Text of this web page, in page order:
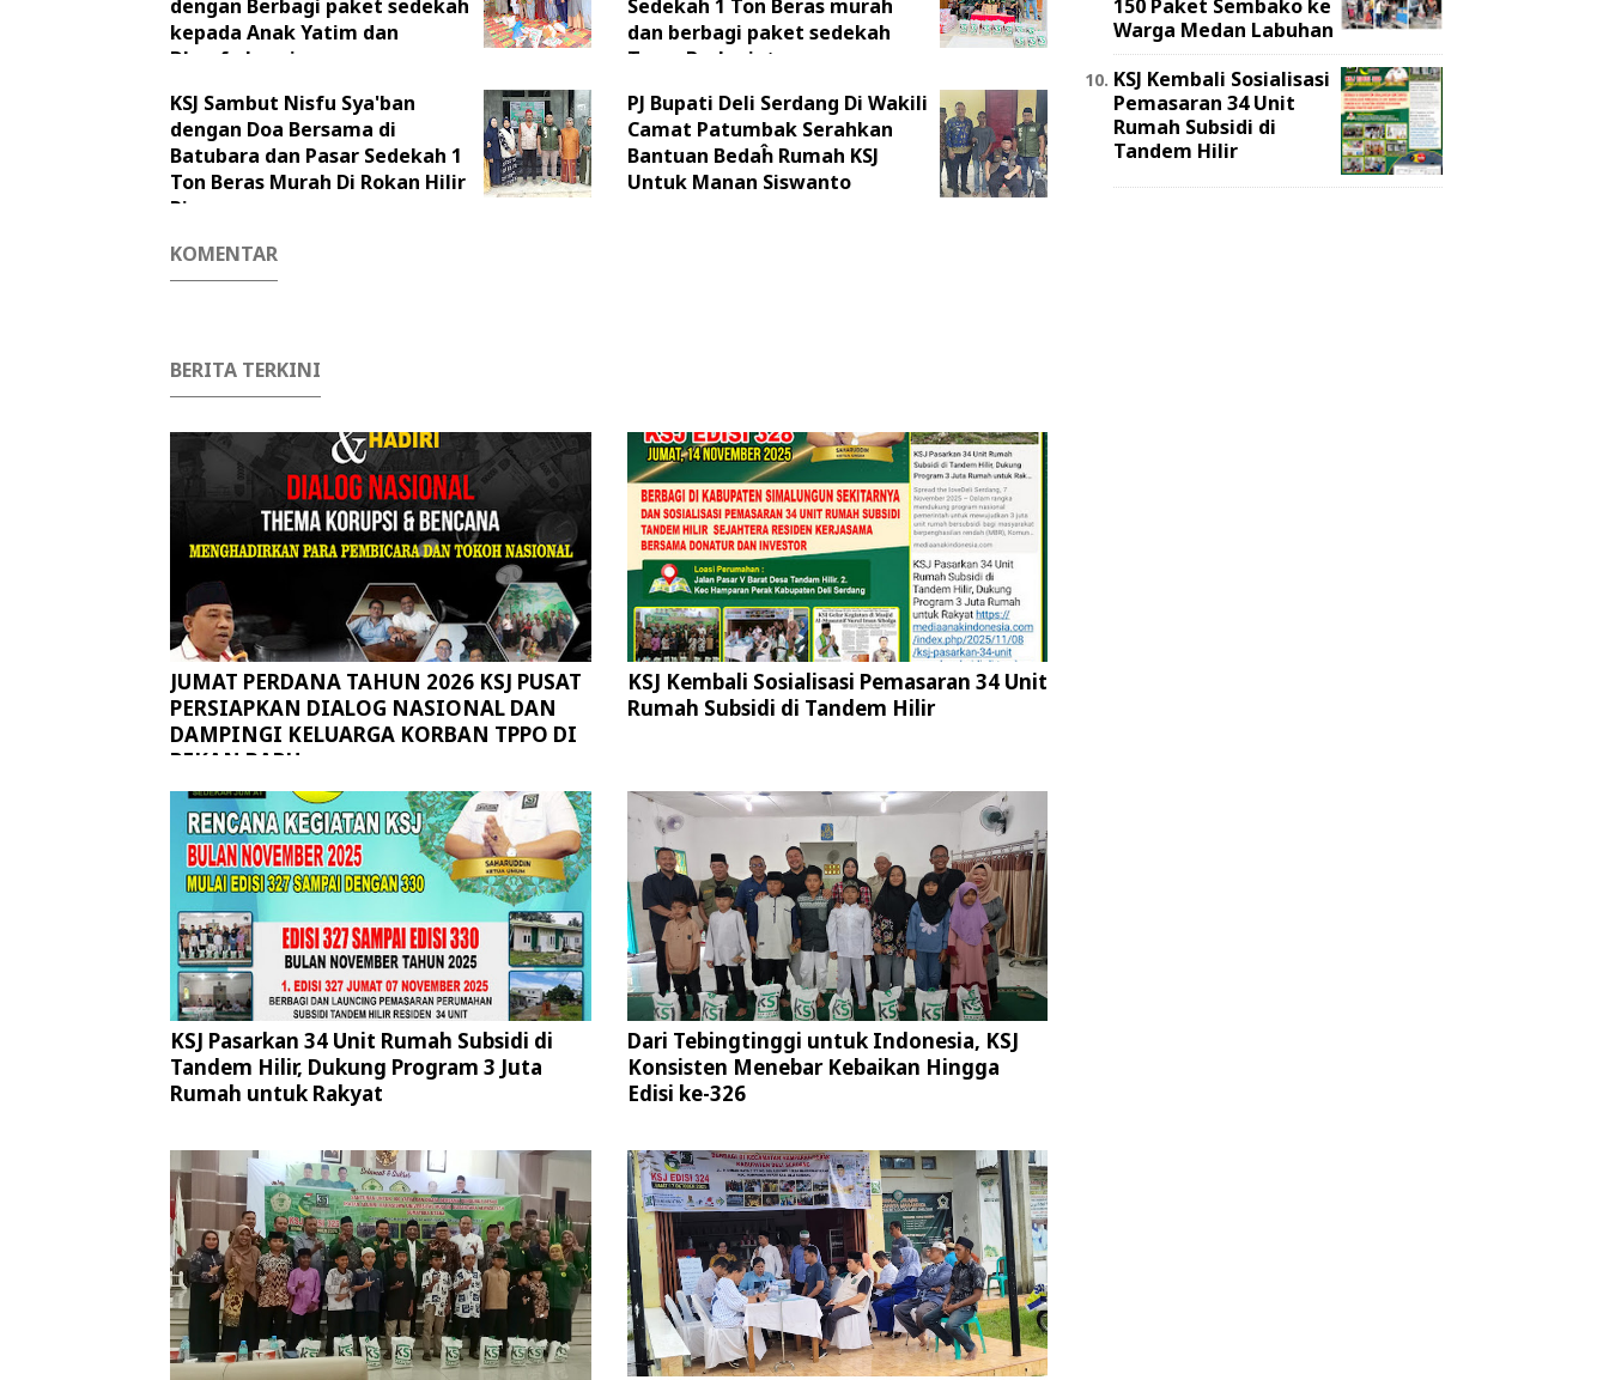
dengan Berbagi paket sedekah
kepada Anak Yatim dan
Dhuafa Lansia
Sedekah 1 Ton Beras murah
dan berbagi paket sedekah
Terus Berlanjut
KSJ Sambut Nisfu Sya'ban
dengan Doa Bersama di
Batubara dan Pasar Sedekah 1
Ton Beras Murah Di Rokan Hilir
Riau
PJ Bupati Deli Serdang Di Wakili
Camat Patumbak Serahkan
Bantuan Bedaĥ Rumah KSJ
Untuk Manan Siswanto
KOMENTAR
BERITA TERKINI
JUMAT PERDANA TAHUN 2026 KSJ PUSAT
PERSIAPKAN DIALOG NASIONAL DAN
DAMPINGI KELUARGA KORBAN TPPO DI
PEKAN BARU
KSJ Kembali Sosialisasi Pemasaran 34 Unit
Rumah Subsidi di Tandem Hilir
KSJ Pasarkan 34 Unit Rumah Subsidi di
Tandem Hilir, Dukung Program 3 Juta
Rumah untuk Rakyat
Dari Tebingtinggi untuk Indonesia, KSJ
Konsisten Menebar Kebaikan Hingga
Edisi ke-326
150 Paket Sembako ke
Warga Medan Labuhan
KSJ Kembali Sosialisasi
Pemasaran 34 Unit
Rumah Subsidi di
Tandem Hilir